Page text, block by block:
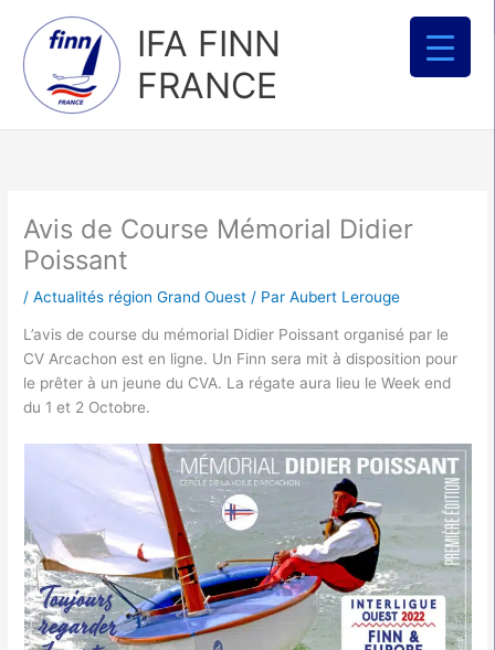
contenu
IFA FINN
FRANCE
Avis de Course Mémorial Didier
Poissant
/Actualités région Grand Ouest / ParAubert Lerouge
L’avis de course du mémorial Didier Poissant organisé par le
CV Arcachon est en ligne. Un Finn sera mit à disposition pour
le prêter à un jeune du CVA. La régate aura lieu le Week end
du 1 et 2 Octobre.